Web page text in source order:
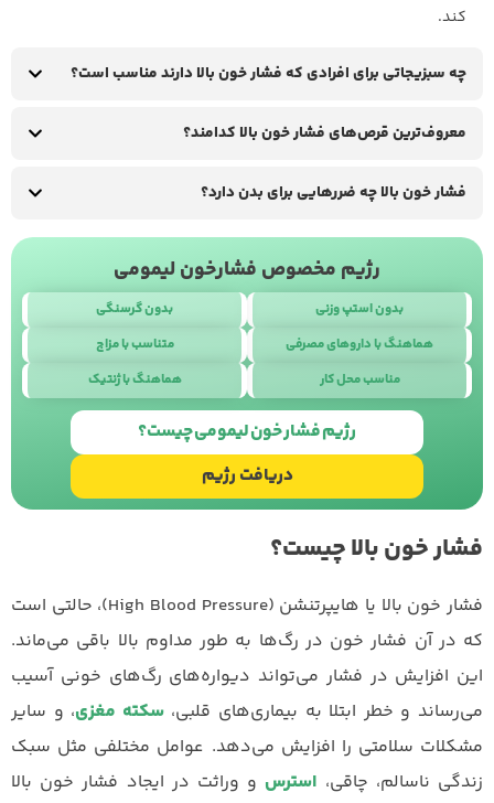
کند.
چه سبزیجاتی برای افرادی که فشار خون بالا دارند مناسب است؟
معروف‌ترین قرص‌های فشار خون بالا کدامند؟
فشار خون بالا چه ضررهایی برای بدن دارد؟
رژیم مخصوص فشارخون لیمومی
بدون استپ وزنی
بدون گرسنگی
هماهنگ با داروهای مصرفی
متناسب با مزاج
مناسب محل کار
هماهنگ با ژنتیک
رژیم فشار خون لیمومی چیست؟
دریافت رژیم
فشار خون بالا چیست؟
فشار خون بالا یا هایپرتنشن (High Blood Pressure)، حالتی است
که در آن فشار خون در رگ‌ها به طور مداوم بالا باقی می‌ماند.
این افزایش در فشار می‌تواند دیواره‌های رگ‌های خونی آسیب
می‌رساند و خطر ابتلا به بیماری‌های قلبی،سکته مغزی، و سایر
مشکلات سلامتی را افزایش می‌دهد. عوامل مختلفی مثل سبک
زندگی ناسالم، چاقی، استرس و وراثت در ایجاد فشار خون بالا